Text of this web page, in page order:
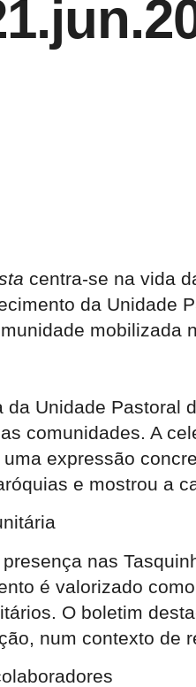
centra-se na vida
da Unidade
Unidade
comunidades. A
expressão
e mostrou a
nas
é valorizado
O boletim
num contexto de